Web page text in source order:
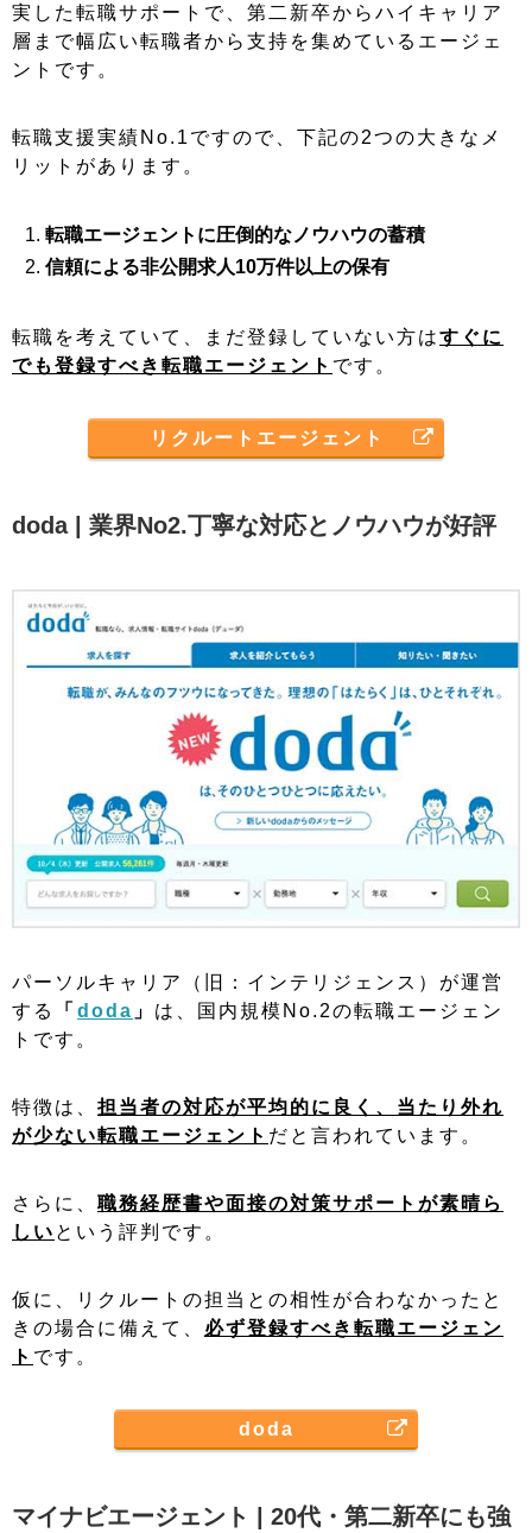
実した転職サポートで、第二新卒からハイキャリア
層まで幅広い転職者から支持を集めているエージェ
ントです。
転職支援実績No.1ですので、下記の2つの大きなメ
リットがあります。
転職エージェントに圧倒的なノウハウの蓄積
信頼による非公開求人10万件以上の保有
転職を考えていて、まだ登録していない方はすぐに
でも登録すべき転職エージェント です。
リクルートエージェント
doda | 業界No2.丁寧な対応とノウハウが好評
パーソルキャリア（旧：インテリジェンス）が運営
する
「 doda 」 は、国内規模No.2の転職エージェン
トです。
特徴は、 担当者の対応が平均的に良く、当たり外れ
が少ない転職エージェント だと言われています。
さらに、 職務経歴書や面接の対策サポートが素晴ら
しい という評判です。
仮に、リクルートの担当との相性が合わなかったと
きの場合に備えて、 必ず登録すべき転職エージェン
ト です。
doda
マイナビエージェント | 20代・第二新卒にも強